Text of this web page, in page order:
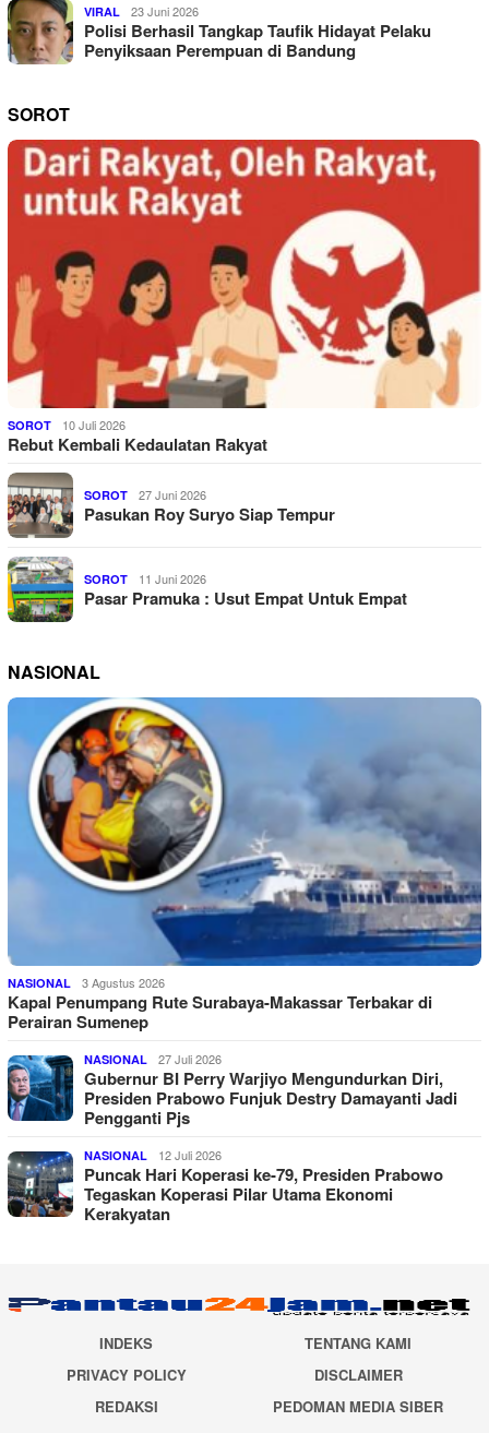
VIRAL 23 Juni 2026
Polisi Berhasil Tangkap Taufik Hidayat Pelaku
Penyiksaan Perempuan di Bandung
SOROT
SOROT 10 Juli 2026
Rebut Kembali Kedaulatan Rakyat
SOROT 27 Juni 2026
Pasukan Roy Suryo Siap Tempur
SOROT 11 Juni 2026
Pasar Pramuka : Usut Empat Untuk Empat
NASIONAL
NASIONAL 3 Agustus 2026
Kapal Penumpang Rute Surabaya-Makassar Terbakar di
Perairan Sumenep
NASIONAL 27 Juli 2026
Gubernur BI Perry Warjiyo Mengundurkan Diri,
Presiden Prabowo Funjuk Destry Damayanti Jadi
Pengganti Pjs
NASIONAL 12 Juli 2026
Puncak Hari Koperasi ke-79, Presiden Prabowo
Tegaskan Koperasi Pilar Utama Ekonomi
Kerakyatan
INDEKS
TENTANG KAMI
PRIVACY POLICY
DISCLAIMER
REDAKSI
PEDOMAN MEDIA SIBER